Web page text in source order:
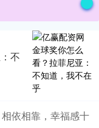
不
依相靠，幸福感十